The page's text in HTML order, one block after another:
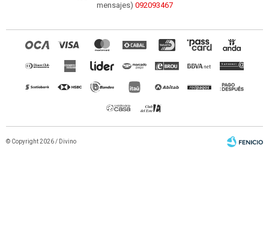
mensajes) 092093467
© Copyright 2026 / Divino